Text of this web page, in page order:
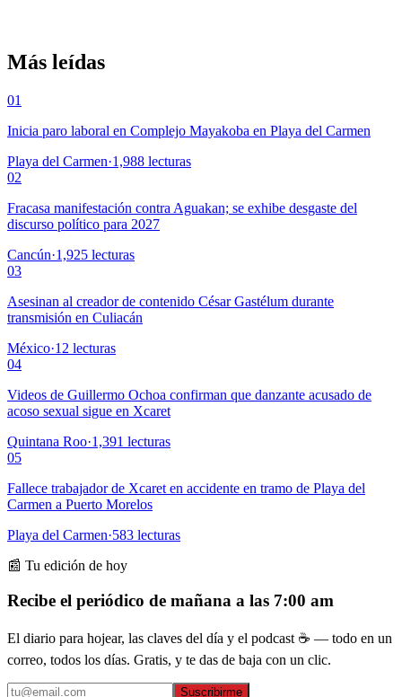
Más leídas
01
Inicia paro laboral en Complejo Mayakoba en Playa del Carmen
Playa del Carmen·1,988 lecturas
02
Fracasa manifestación contra Aguakan; se exhibe desgaste del
discurso político para 2027
Cancún·1,925 lecturas
03
Asesinan al creador de contenido César Gastélum durante
transmisión en Culiacán
México·12 lecturas
04
Videos de Guillermo Ochoa confirman que danzante acusado de
acoso sexual sigue en Xcaret
Quintana Roo·1,391 lecturas
05
Fallece trabajador de Xcaret en accidente en tramo de Playa del
Carmen a Puerto Morelos
Playa del Carmen·583 lecturas
📰 Tu edición de hoy
Recibe el periódico de mañana a las 7:00 am
El diario para hojear, las claves del día y el podcast ☕ — todo en un
correo, todos los días. Gratis, y te das de baja con un clic.
Suscribirme